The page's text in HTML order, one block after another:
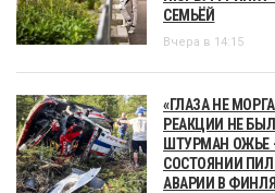
СЕМЬЁЙ
Вчера в 14:15
«ГЛАЗА НЕ
РЕАКЦИИ НЕ
ШТУРМАН ОЖЬЕ
СОСТОЯНИИ
АВАРИИ В